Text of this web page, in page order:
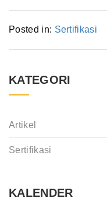
Posted in: Sertifikasi
KATEGORI
Artikel
Sertifikasi
KALENDER